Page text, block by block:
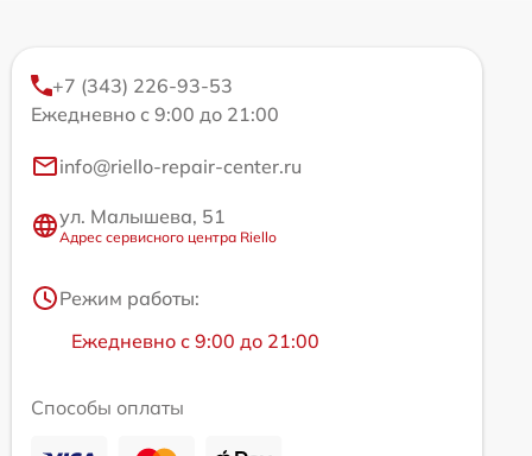
+7 (343) 226-93-53
Ежедневно с 9:00 до 21:00
info@riello-repair-center.ru
ул. Малышева, 51
Адрес сервисного центра Riello
Режим работы:
Ежедневно с 9:00 до 21:00
Способы оплаты